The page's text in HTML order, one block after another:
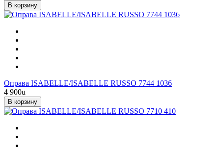
В корзину
Оправа ISABELLE/ISABELLE RUSSO 7744 1036
4 900u
В корзину